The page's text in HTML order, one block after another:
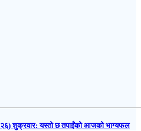
शुक्रवार: यस्तो छ तपाईंको आजको भाग्यफल